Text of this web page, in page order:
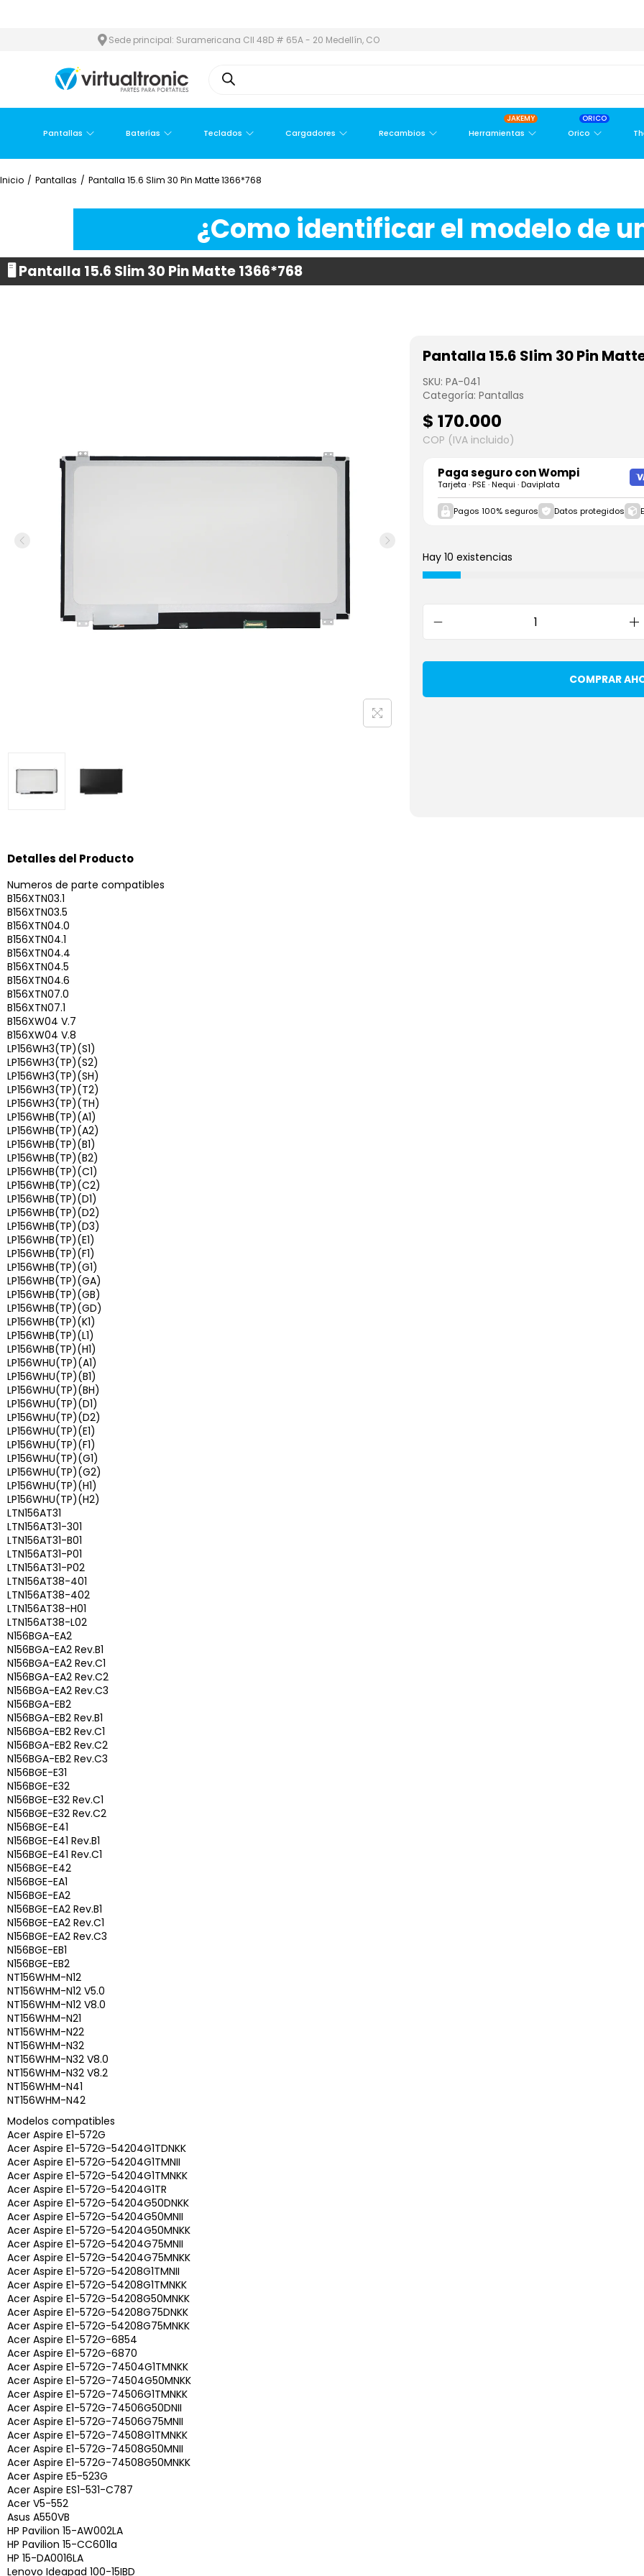
Sede principal: Suramericana Cll 48D # 65A - 20 Medellín, CO
Pantallas Baterías Teclados Cargadores Recambios Herramientas
JAKEMY
Orico
ORICO
Inicio / Pantallas / Pantalla 15.6 Slim 30 Pin Matte 1366*768
¿Como identificar el modelo de
🖥️ Pantalla 15.6 Slim 30 Pin Matte 1366*768
Pantalla 15.6 Slim 30 Pin
SKU: PA-041
Categoría: Pantallas
$ 170.000
COP (IVA incluido)
Paga seguro conWompi
Tarjeta · PSE · Nequi · Daviplata
Pagos 100% seguros Datos protegidos
Hay 10 existencias
COMPRAR
Detalles del Producto
Numeros de parte compatibles
B156XTN03.1
B156XTN03.5
B156XTN04.0
B156XTN04.1
B156XTN04.4
B156XTN04.5
B156XTN04.6
B156XTN07.0
B156XTN07.1
B156XW04 V.7
B156XW04 V.8
LP156WH3(TP)(S1)
LP156WH3(TP)(S2)
LP156WH3(TP)(SH)
LP156WH3(TP)(T2)
LP156WH3(TP)(TH)
LP156WHB(TP)(A1)
LP156WHB(TP)(A2)
LP156WHB(TP)(B1)
LP156WHB(TP)(B2)
LP156WHB(TP)(C1)
LP156WHB(TP)(C2)
LP156WHB(TP)(D1)
LP156WHB(TP)(D2)
LP156WHB(TP)(D3)
LP156WHB(TP)(E1)
LP156WHB(TP)(F1)
LP156WHB(TP)(G1)
LP156WHB(TP)(GA)
LP156WHB(TP)(GB)
LP156WHB(TP)(GD)
LP156WHB(TP)(K1)
LP156WHB(TP)(L1)
LP156WHB(TP)(H1)
LP156WHU(TP)(A1)
LP156WHU(TP)(B1)
LP156WHU(TP)(BH)
LP156WHU(TP)(D1)
LP156WHU(TP)(D2)
LP156WHU(TP)(E1)
LP156WHU(TP)(F1)
LP156WHU(TP)(G1)
LP156WHU(TP)(G2)
LP156WHU(TP)(H1)
LP156WHU(TP)(H2)
LTN156AT31
LTN156AT31-301
LTN156AT31-B01
LTN156AT31-P01
LTN156AT31-P02
LTN156AT38-401
LTN156AT38-402
LTN156AT38-H01
LTN156AT38-L02
N156BGA-EA2
N156BGA-EA2 Rev.B1
N156BGA-EA2 Rev.C1
N156BGA-EA2 Rev.C2
N156BGA-EA2 Rev.C3
N156BGA-EB2
N156BGA-EB2 Rev.B1
N156BGA-EB2 Rev.C1
N156BGA-EB2 Rev.C2
N156BGA-EB2 Rev.C3
N156BGE-E31
N156BGE-E32
N156BGE-E32 Rev.C1
N156BGE-E32 Rev.C2
N156BGE-E41
N156BGE-E41 Rev.B1
N156BGE-E41 Rev.C1
N156BGE-E42
N156BGE-EA1
N156BGE-EA2
N156BGE-EA2 Rev.B1
N156BGE-EA2 Rev.C1
N156BGE-EA2 Rev.C3
N156BGE-EB1
N156BGE-EB2
NT156WHM-N12
NT156WHM-N12 V5.0
NT156WHM-N12 V8.0
NT156WHM-N21
NT156WHM-N22
NT156WHM-N32
NT156WHM-N32 V8.0
NT156WHM-N32 V8.2
NT156WHM-N41
NT156WHM-N42
Modelos compatibles
Acer Aspire E1-572G
Acer Aspire E1-572G-54204G1TDNKK
Acer Aspire E1-572G-54204G1TMNII
Acer Aspire E1-572G-54204G1TMNKK
Acer Aspire E1-572G-54204G1TR
Acer Aspire E1-572G-54204G50DNKK
Acer Aspire E1-572G-54204G50MNII
Acer Aspire E1-572G-54204G50MNKK
Acer Aspire E1-572G-54204G75MNII
Acer Aspire E1-572G-54204G75MNKK
Acer Aspire E1-572G-54208G1TMNII
Acer Aspire E1-572G-54208G1TMNKK
Acer Aspire E1-572G-54208G50MNKK
Acer Aspire E1-572G-54208G75DNKK
Acer Aspire E1-572G-54208G75MNKK
Acer Aspire E1-572G-6854
Acer Aspire E1-572G-6870
Acer Aspire E1-572G-74504G1TMNKK
Acer Aspire E1-572G-74504G50MNKK
Acer Aspire E1-572G-74506G1TMNKK
Acer Aspire E1-572G-74506G50DNII
Acer Aspire E1-572G-74506G75MNII
Acer Aspire E1-572G-74508G1TMNKK
Acer Aspire E1-572G-74508G50MNII
Acer Aspire E1-572G-74508G50MNKK
Acer Aspire E5-523G
Acer Aspire ES1-531-C787
Acer V5-552
Asus A550VB
HP Pavilion 15-AW002LA
HP Pavilion 15-CC601la
HP 15-DA0016LA
Lenovo Ideapad 100-15IBD